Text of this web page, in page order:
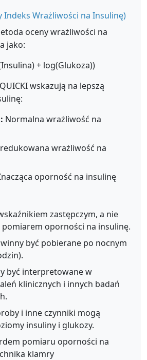
Indeks Wrażliwości na Insulinę)
oceny wrażliwości na
jako:
+ log(Glukoza))
wskazują na lepszą
Normalna wrażliwość na
wrażliwość na
oporność na insulinę
zastępczym, a nie
oporności na insulinę.
być pobierane po nocnym
być interpretowane w
klinicznych i innych badań
i inne czynniki mogą
insuliny i glukozy.
pomiaru oporności na
klamry